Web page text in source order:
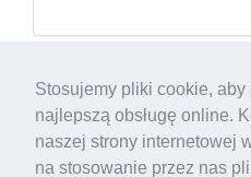
Stosujemy pliki cookie, aby
najlepszą obsługę online.
naszej strony internetowej
na stosowanie przez nas